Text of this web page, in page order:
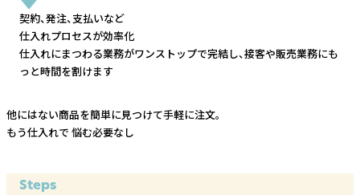
契約、発注、支払いなど
仕入れプロセスが効率化
仕入れにまつわる業務がワンストップで完結し、接客や販売業務にも
っと時間を割けます
他にはない商品を簡単に見つけて手軽に注文。
もう仕入れで 悩む必要なし
Steps